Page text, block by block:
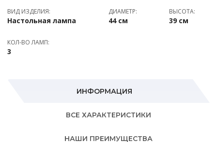
ВИД ИЗДЕЛИЯ:
Настольная лампа
ДИАМЕТР:
44 см
ВЫСОТА:
39 см
КОЛ-ВО ЛАМП:
3
ИНФОРМАЦИЯ
ВСЕ ХАРАКТЕРИСТИКИ
НАШИ ПРЕИМУЩЕСТВА